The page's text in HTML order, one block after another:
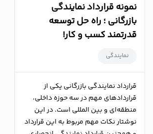
نمونه قرارداد نمایندگی
بازرگانی ؛ راه حل توسعه
قدرتمند کسب و کار!
نمایندگی
قرارداد نمایندگی بازرگانی یکی از
قراردادهای مهم در سه حوزه داخلی،
منطقه‌ای و بین المللی است. در این
نوشتار نکات مهم مربوط به این قرارداد